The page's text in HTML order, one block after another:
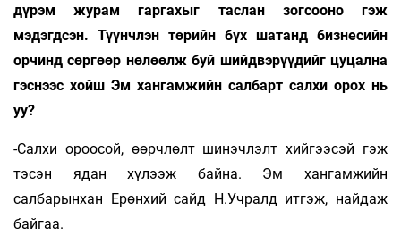
дүрэм журам гаргахыг таслан зогсооно гэж
мэдэгдсэн. Түүнчлэн төрийн бүх шатанд бизнесийн
орчинд сөргөөр нөлөөлж буй шийдвэрүүдийг цуцална
гэснээс хойш Эм хангамжийн салбарт салхи орох нь
уу?
-Салхи ороосой, өөрчлөлт шинэчлэлт хийгээсэй гэж
тэсэн ядан хүлээж байна. Эм хангамжийн
салбарынхан Ерөнхий сайд Н.Учралд итгэж, найдаж
байгаа.